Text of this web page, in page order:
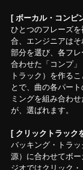
[ ボーカル・コンピ
ひとつのフレーズ
合、エンジニアは
部分を選び、各フ
合わせた「コンプ」
トラック）を作る
とで、曲の各パー
ミングを組み合わ
が、選ばれます。
[ クリックトラック
バッキング・トラ
源）に合わせてボ
ジオではクリック